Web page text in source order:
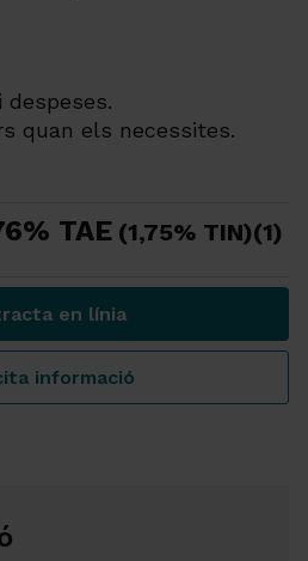
despeses.
quan els necessites.
TAE (1,75% TIN)(1)
en línia
Tu tries quant vols
informació
Tu tries quant vols